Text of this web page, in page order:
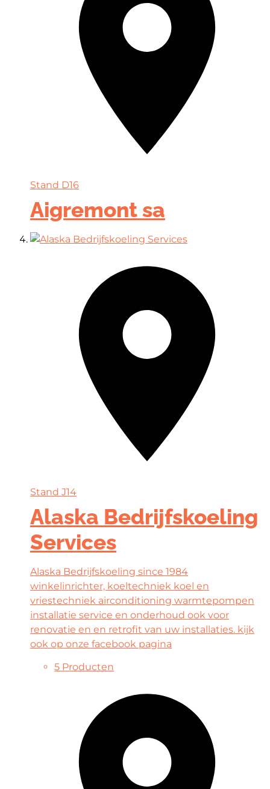
Stand D16
Aigremont sa
Stand J14
Alaska Bedrijfskoeling
Services
Alaska Bedrijfskoeling since 1984
winkelinrichter, koeltechniek koel en
vriestechniek airconditioning warmtepompen
installatie service en onderhoud ook voor
renovatie en en retrofit van uw installaties. kijk
ook op onze facebook pagina
5 Producten